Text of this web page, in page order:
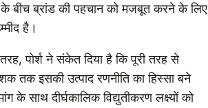
के बीच ब्रांड की पहचान को मजबूत करने के लिए
है।
पोर्श ने संकेत दिया है कि पूरी तरह से
तक इसकी उत्पाद रणनीति का हिस्सा बने
के साथ दीर्घकालिक विद्युतीकरण लक्ष्यों को